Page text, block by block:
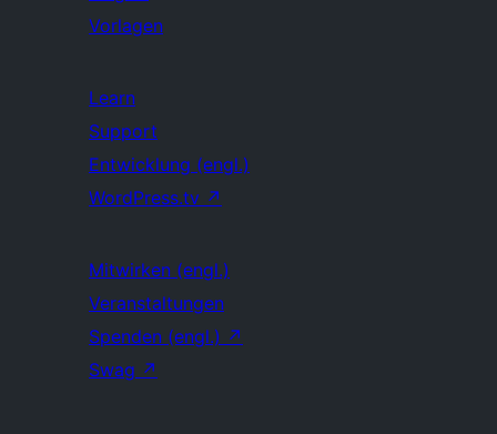
Vorlagen
Learn
Support
Entwicklung (engl.)
WordPress.tv ↗
Mitwirken (engl.)
Veranstaltungen
Spenden (engl.) ↗
Swag ↗